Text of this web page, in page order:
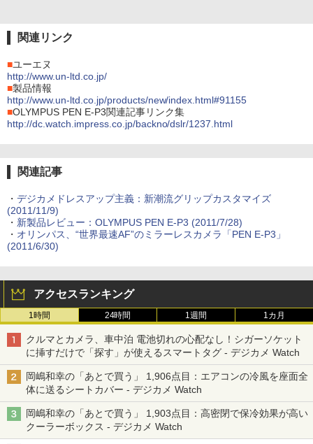
関連リンク
■ユーエヌ
http://www.un-ltd.co.jp/
■製品情報
http://www.un-ltd.co.jp/products/new/index.html#91155
■OLYMPUS PEN E-P3関連記事リンク集
http://dc.watch.impress.co.jp/backno/dslr/1237.html
関連記事
・ デジカメドレスアップ主義：新潮流グリップカスタマイズ
(2011/11/9)
・ 新製品レビュー：OLYMPUS PEN E-P3 (2011/7/28)
・ オリンパス、“世界最速AF”のミラーレスカメラ「PEN E-P3」
(2011/6/30)
アクセスランキング
1時間 24時間 1週間 1カ月
クルマとカメラ、車中泊 電池切れの心配なし！シガーソケット
に挿すだけで「探す」が使えるスマートタグ - デジカメ Watch
岡嶋和幸の「あとで買う」 1,906点目：エアコンの冷風を座面全
体に送るシートカバー - デジカメ Watch
岡嶋和幸の「あとで買う」 1,903点目：高密閉で保冷効果が高い
クーラーボックス - デジカメ Watch